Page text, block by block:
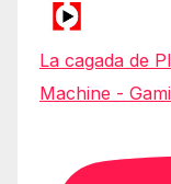
La cagada de
Machine -